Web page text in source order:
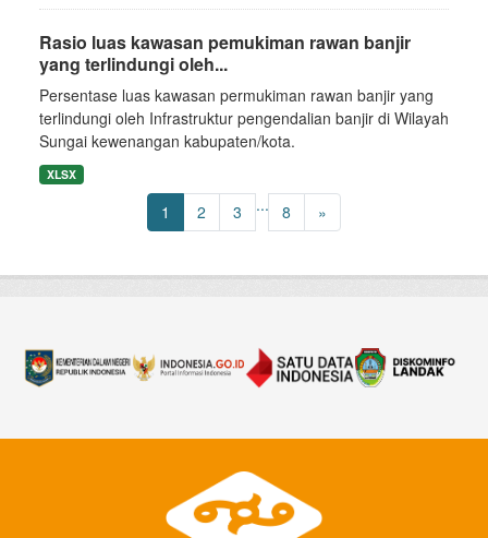
Rasio luas kawasan pemukiman rawan banjir
yang terlindungi oleh...
Persentase luas kawasan permukiman rawan banjir yang
terlindungi oleh Infrastruktur pengendalian banjir di Wilayah
Sungai kewenangan kabupaten/kota.
XLSX
1 2 3 ... 8 »